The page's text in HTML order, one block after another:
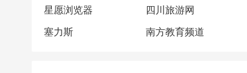
星愿浏览器
四川旅游网
塞力斯
南方教育频道